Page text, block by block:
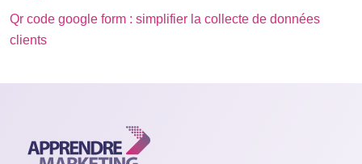
Qr code google form : simplifier la collecte de données
clients